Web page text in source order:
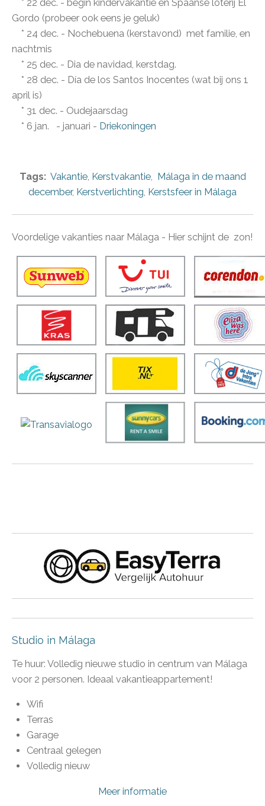
* 22 dec. - begin kindervakantie en Spaanse loterij El
Gordo (probeer ook eens je geluk)
* 24 dec. - Nochebuena (kerstavond) met familie, en
nachtmis
* 25 dec. - Dia de navidad, kerstdag.
* 28 dec. - Día de los Santos Inocentes (wat bij ons 1
april is)
* 31 dec. - Oudejaarsdag
* 6 jan. - januari - Driekoningen
Tags: Vakantie, Kerstvakantie, Málaga in de maand
december, Kerstverlichting Kerstsfeer in Málaga
Voordelige vakanties naar Málaga - Hier schijnt de zon!
Studio in Málaga
Te huur: Volledig nieuwe studio in centrum van Málaga
voor 2 personen. Ideaal vakantieappartement!
Wifi
Terras
Garage
Centraal gelegen
Volledig nieuw
Meer informatie